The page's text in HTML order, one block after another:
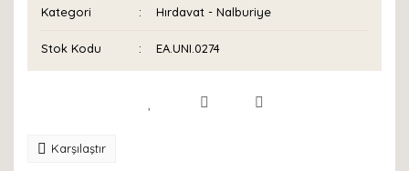
Kategori Hırdavat - Nalburiye
Stok Kodu EA.UNI.0274
Karşılaştır